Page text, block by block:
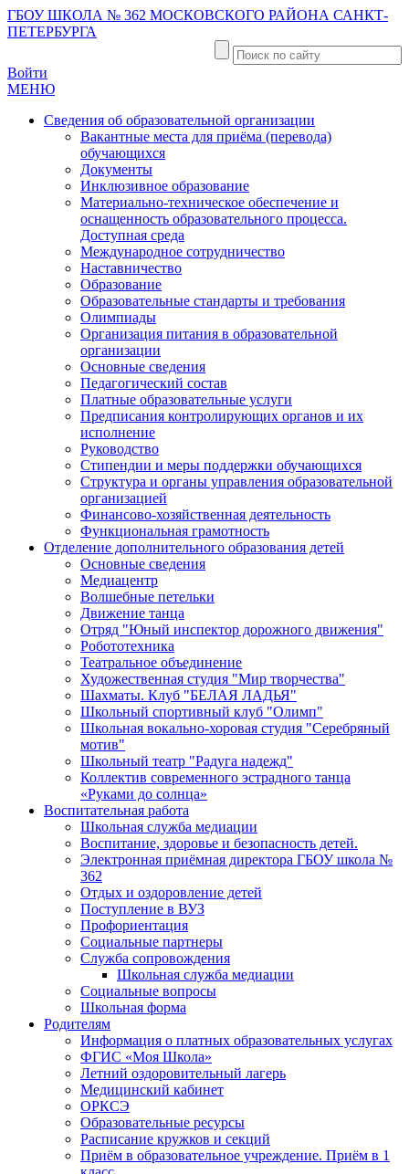
ГБОУ ШКОЛА № 362 МОСКОВСКОГО РАЙОНА САНКТ-
ПЕТЕРБУРГА
Войти
МЕНЮ
Сведения об образовательной организации
Вакантные места для приёма (перевода)
обучающихся
Документы
Инклюзивное образование
Материально-техническое обеспечение и
оснащенность образовательного процесса.
Доступная среда
Международное сотрудничество
Наставничество
Образование
Образовательные стандарты и требования
Олимпиады
Организация питания в образовательной
организации
Основные сведения
Педагогический состав
Платные образовательные услуги
Предписания контролирующих органов и их
исполнение
Руководство
Стипендии и меры поддержки обучающихся
Структура и органы управления образовательной
организацией
Финансово-хозяйственная деятельность
Функциональная грамотность
Отделение дополнительного образования детей
Основные сведения
Медиацентр
Волшебные петельки
Движение танца
Отряд "Юный инспектор дорожного движения"
Робототехника
Театральное объединение
Художественная студия "Мир творчества"
Шахматы. Клуб "БЕЛАЯ ЛАДЬЯ"
Школьный спортивный клуб "Олимп"
Школьная вокально-хоровая студия "Серебряный
мотив"
Школьный театр "Радуга надежд"
Коллектив современного эстрадного танца
«Руками до солнца»
Воспитательная работа
Школьная служба медиации
Воспитание, здоровье и безопасность детей.
Электронная приёмная директора ГБОУ школа №
362
Отдых и оздоровление детей
Поступление в ВУЗ
Профориентация
Социальные партнеры
Служба сопровождения
Школьная служба медиации
Социальные вопросы
Школьная форма
Родителям
Информация о платных образовательных услугах
ФГИС «Моя Школа»
Летний оздоровительный лагерь
Медицинский кабинет
ОРКСЭ
Образовательные ресурсы
Расписание кружков и секций
Приём в образовательное учреждение. Приём в 1